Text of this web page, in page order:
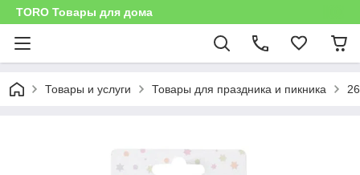
TORO Товары для дома
Товары и услуги Товары для праздника и пикника